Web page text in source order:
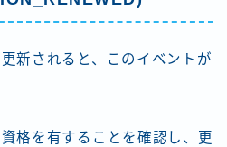
新されると、このイベントが
格を有することを確認し、更